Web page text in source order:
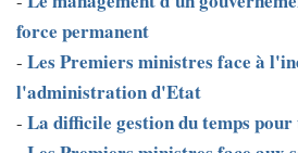
force permanent
- Les Premiers ministres face à
l'administration d'Etat
- La difficile gestion du temps